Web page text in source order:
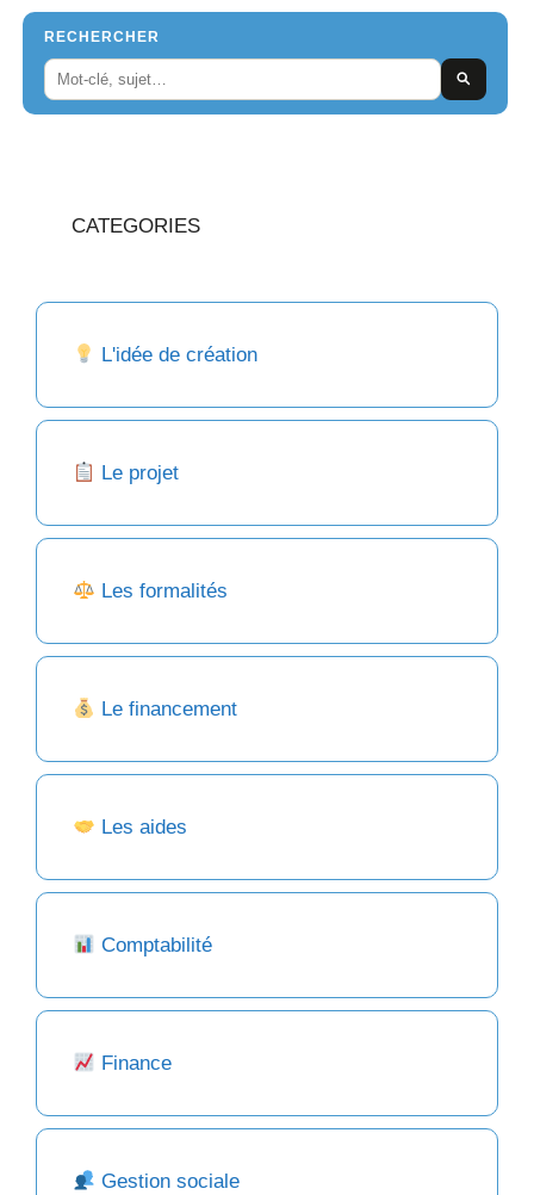
RECHERCHER
CATEGORIES
L'idée de création
Le projet
Les formalités
Le financement
Les aides
Comptabilité
Finance
Gestion sociale